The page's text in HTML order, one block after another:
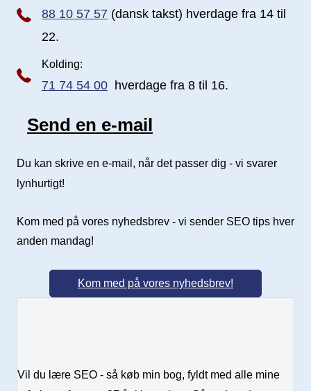
88 10 57 57 (dansk takst) hverdage fra 14 til
22.
Kolding:
71 74 54 00 hverdage fra 8 til 16.
Send e-mail
Send en e-mail
Du kan skrive en e-mail, når det passer dig - vi svarer
lynhurtigt!
Kom med på vores nyhedsbrev - vi sender SEO tips hver
anden mandag!
Kom med på vores nyhedsbrev!
Vil du lære SEO - så køb min bog, fyldt med alle mine